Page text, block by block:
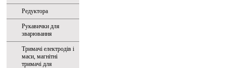
Редуктора
Рукавички для
зварювання
Тримачі електродів і
маси, магнітні
тримачі для